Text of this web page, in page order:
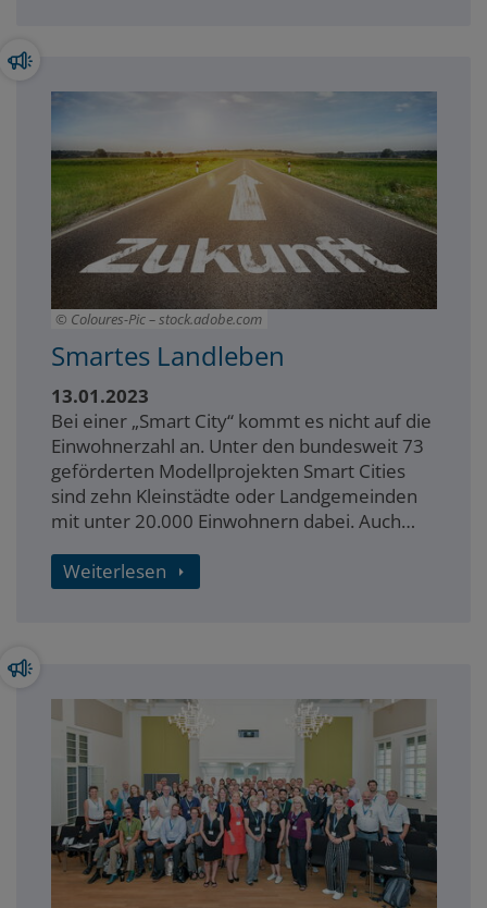
Coloures-Pic – stock.adobe.com
Smartes Landleben
13.01.2023
Bei einer „Smart City“ kommt es nicht auf die
Einwohnerzahl an. Unter den bundesweit 73
geförderten Modellprojekten Smart Cities
sind zehn Kleinstädte oder Landgemeinden
mit unter 20.000 Einwohnern dabei. Auch
Kooperationen unter den Modellprojekten
beschreiben sich selbst als „stark ländlich“
Weiterlesen